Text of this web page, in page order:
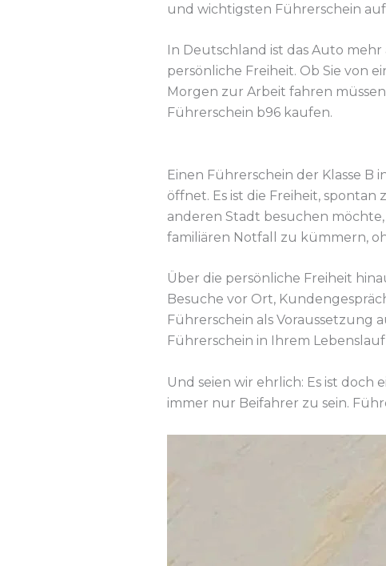
und wichtigsten Führerschein
In Deutschland ist das Auto
persönliche Freiheit. Ob Sie von
Morgen zur Arbeit fahren
Führerschein b96 kaufen.
Einen Führerschein der Klasse B
öffnet. Es ist die Freiheit,
anderen Stadt besuchen
familiären Notfall zu kümmern,
Über die persönliche Freiheit
Besuche vor Ort,
Führerschein als Voraussetzung
Führerschein in Ihrem
Und seien wir ehrlich: Es ist
immer nur Beifahrer zu sein.